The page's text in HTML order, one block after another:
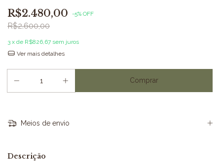
R$2.480,00 -5% OFF
R$2.600,00
3 x de R$826,67 sem juros
Ver mais detalhes
Meios de envio
Descrição